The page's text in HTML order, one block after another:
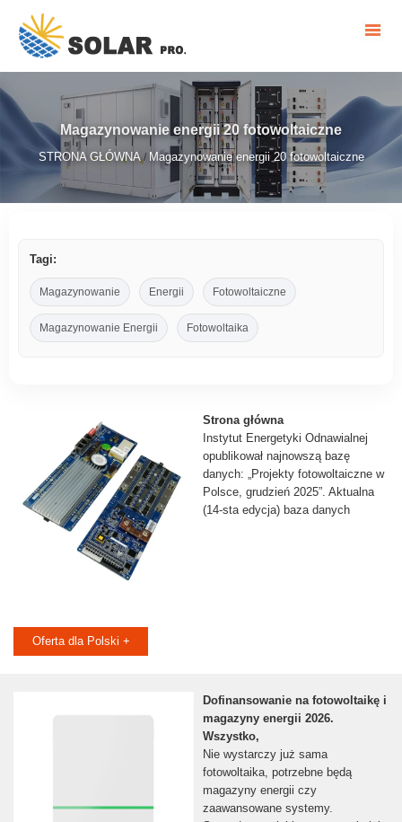
Magazynowanie energii 20 fotowoltaiczne
STRONA GŁÓWNA/ Magazynowanie energii 20 fotowoltaiczne
Tagi:
Magazynowanie Energii Fotowoltaiczne
Magazynowanie Energii Fotowoltaika
Strona główna
Instytut Energetyki Odnawialnej
opublikował najnowszą bazę
danych: „Projekty fotowoltaiczne w
Polsce, grudzień 2025”. Aktualna
(14-sta edycja) baza danych
Oferta dla Polski +
Dofinansowanie na fotowoltaikę i
magazyny energii 2026.
Wszystko,
Nie wystarczy już sama
fotowoltaika, potrzebne będą
magazyny energii czy
zaawansowane systemy.